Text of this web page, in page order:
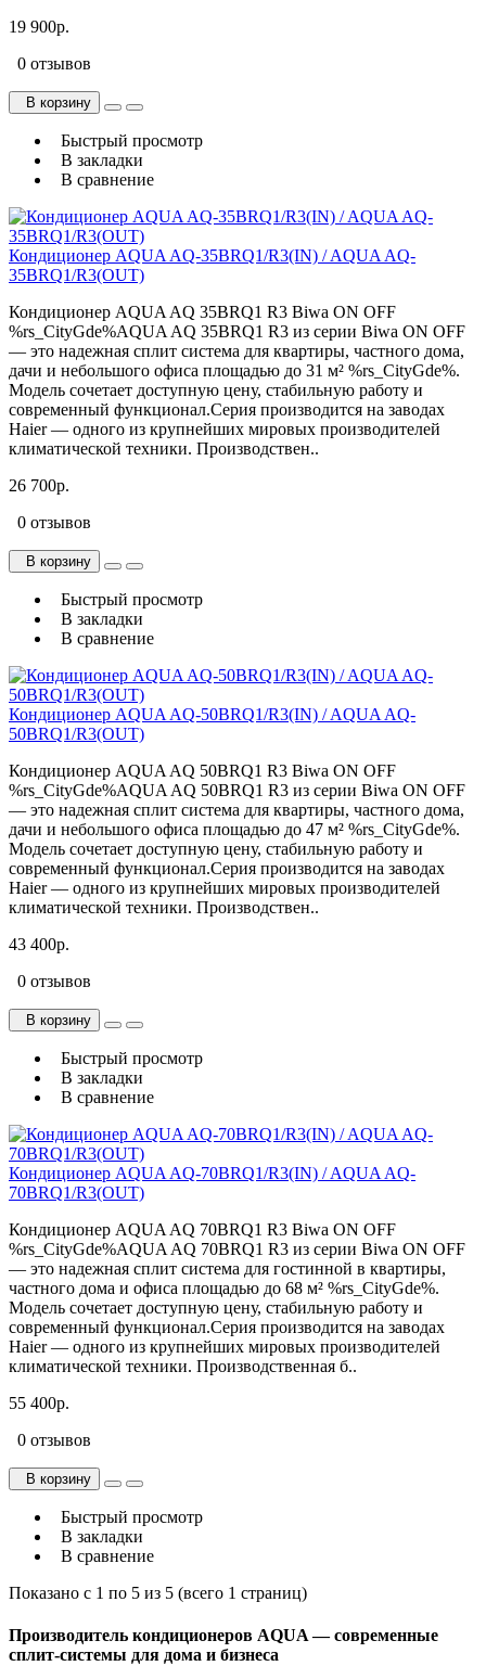
19 900р.
0 отзывов
В корзину
Быстрый просмотр
В закладки
В сравнение
Кондиционер AQUA AQ-35BRQ1/R3(IN) / AQUA AQ-
35BRQ1/R3(OUT)
Кондиционер AQUA AQ 35BRQ1 R3 Biwa ON OFF
%rs_CityGde%AQUA AQ 35BRQ1 R3 из серии Biwa ON OFF
— это надежная сплит система для квартиры, частного дома,
дачи и небольшого офиса площадью до 31 м² %rs_CityGde%.
Модель сочетает доступную цену, стабильную работу и
современный функционал.Серия производится на заводах
Haier — одного из крупнейших мировых производителей
климатической техники. Производствен..
26 700р.
0 отзывов
В корзину
Быстрый просмотр
В закладки
В сравнение
Кондиционер AQUA AQ-50BRQ1/R3(IN) / AQUA AQ-
50BRQ1/R3(OUT)
Кондиционер AQUA AQ 50BRQ1 R3 Biwa ON OFF
%rs_CityGde%AQUA AQ 50BRQ1 R3 из серии Biwa ON OFF
— это надежная сплит система для квартиры, частного дома,
дачи и небольшого офиса площадью до 47 м² %rs_CityGde%.
Модель сочетает доступную цену, стабильную работу и
современный функционал.Серия производится на заводах
Haier — одного из крупнейших мировых производителей
климатической техники. Производствен..
43 400р.
0 отзывов
В корзину
Быстрый просмотр
В закладки
В сравнение
Кондиционер AQUA AQ-70BRQ1/R3(IN) / AQUA AQ-
70BRQ1/R3(OUT)
Кондиционер AQUA AQ 70BRQ1 R3 Biwa ON OFF
%rs_CityGde%AQUA AQ 70BRQ1 R3 из серии Biwa ON OFF
— это надежная сплит система для гостинной в квартиры,
частного дома и офиса площадью до 68 м² %rs_CityGde%.
Модель сочетает доступную цену, стабильную работу и
современный функционал.Серия производится на заводах
Haier — одного из крупнейших мировых производителей
климатической техники. Производственная б..
55 400р.
0 отзывов
В корзину
Быстрый просмотр
В закладки
В сравнение
Показано с 1 по 5 из 5 (всего 1 страниц)
Производитель кондиционеров AQUA — современные
сплит-системы для дома и бизнеса